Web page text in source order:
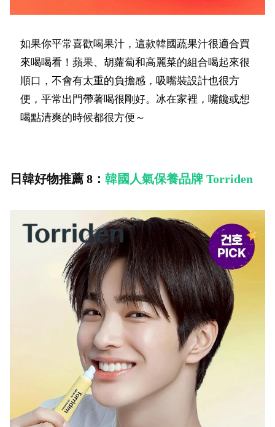
如果你平常喜歡喝果汁，這款韓國蔬果汁很適合買
來喝喝看！蘋果、胡蘿蔔和高麗菜的組合喝起來很
順口，不會有太重的負擔感，吸嘴裝設計也很方
便，平常出門帶著喝很剛好。冰在家裡，嘴饞或想
喝點清爽的時候都很方便～
日韓好物推薦 8： 韓國人氣保養品牌 Torriden